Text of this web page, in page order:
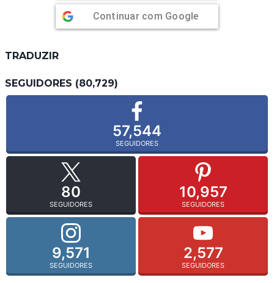
Continuar com Google
TRADUZIR
SEGUIDORES (80,729)
57,544
SEGUIDORES
80
SEGUIDORES
10,957
SEGUIDORES
9,571
SEGUIDORES
2,577
SEGUIDORES